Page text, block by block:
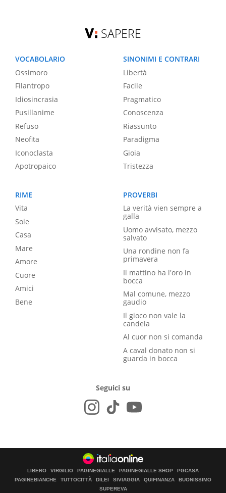
SAPERE
VOCABOLARIO
Ossimoro
Filantropo
Idiosincrasia
Pusillanime
Refuso
Neofita
Iconoclasta
Apotropaico
SINONIMI E CONTRARI
Libertà
Facile
Pragmatico
Conoscenza
Riassunto
Paradigma
Gioia
Tristezza
RIME
Vita
Sole
Casa
Mare
Amore
Cuore
Amici
Bene
PROVERBI
La verità vien sempre a
galla
Uomo avvisato, mezzo
salvato
Una rondine non fa
primavera
Il mattino ha l'oro in
bocca
Mal comune, mezzo
gaudio
Il gioco non vale la
candela
Al cuor non si comanda
A caval donato non si
guarda in bocca
Seguici su
LIBERO VIRGILIO PAGINEGIALLE PAGINEGIALLE SHOP
PGCASA
PAGINEBIANCHE
TUTTOCITTÀ DILEI SIVIAGGIA QUIFINANZA
BUONISSIMO
SUPEREVA